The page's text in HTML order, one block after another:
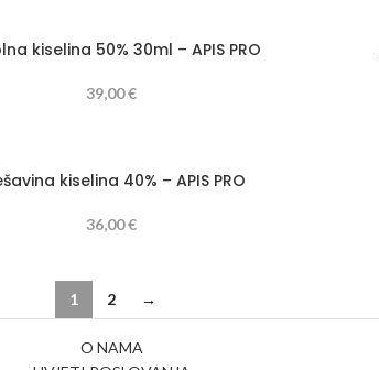
kiselina 50% 30ml – APIS PRO
39,00€
kiselina 40% – APIS PRO
36,00€
1 2 →
O NAMA